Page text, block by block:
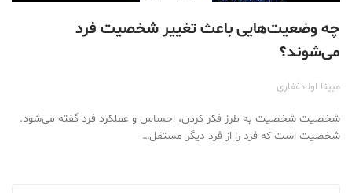
چه وضعیت‌هایی باعث تغییر شخصیت فرد
می‌شوند؟
مبینا اولادغفاری
شخصیت شخصیت به طرز فکر کردن، احساس و عملکرد فرد گفته می‌شود.
شخصیت است که فرد را از فرد دیگر مستقل…